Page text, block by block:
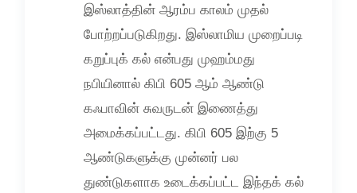
இஸ்லாத்தின் ஆரம்ப காலம் முதல்
போற்றப்படுகிறது. இஸ்லாமிய முறைப்படி
கறுப்புக் கல் என்பது முஹம்மது
நபியினால் கிபி 605 ஆம் ஆண்டு
கஃபாவின் சுவருடன் இணைத்து
அமைக்கப்பட்டது. கிபி 605 இற்கு 5
ஆண்டுகளுக்கு முன்னர் பல
துண்டுகளாக உடைக்கப்பட்ட இந்தக் கல்